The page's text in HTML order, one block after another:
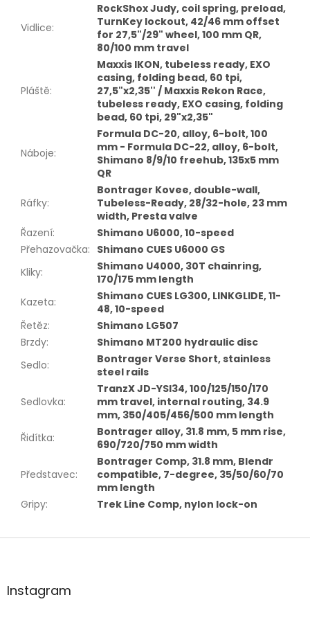
Vidlice:
RockShox Judy, coil spring, preload,
TurnKey lockout, 42/46 mm offset
for 27,5"/29" wheel, 100 mm QR,
80/100 mm travel
Pláště:
Maxxis IKON, tubeless ready, EXO
casing, folding bead, 60 tpi,
27,5"x2,35'' / Maxxis Rekon Race,
tubeless ready, EXO casing, folding
bead, 60 tpi, 29"x2,35"
Náboje:
Formula DC-20, alloy, 6-bolt, 100
mm - Formula DC-22, alloy, 6-bolt,
Shimano 8/9/10 freehub, 135x5 mm
QR
Ráfky:
Bontrager Kovee, double-wall,
Tubeless-Ready, 28/32-hole, 23 mm
width, Presta valve
Řazení:
Shimano U6000, 10-speed
Přehazovačka: Shimano CUES U6000 GS
Kliky:
Shimano U4000, 30T chainring,
170/175 mm length
Kazeta:
Shimano CUES LG300, LINKGLIDE, 11-
48, 10-speed
Řetěz:
Shimano LG507
Brzdy:
Shimano MT200 hydraulic disc
Sedlo:
Bontrager Verse Short, stainless
steel rails
Sedlovka:
TranzX JD-YSI34, 100/125/150/170
mm travel, internal routing, 34.9
mm, 350/405/456/500 mm length
Řidítka:
Bontrager alloy, 31.8 mm, 5 mm rise,
690/720/750 mm width
Představec:
Bontrager Comp, 31.8 mm, Blendr
compatible, 7-degree, 35/50/60/70
mm length
Gripy: Trek Line Comp, nylon lock-on
Z
aInstagram